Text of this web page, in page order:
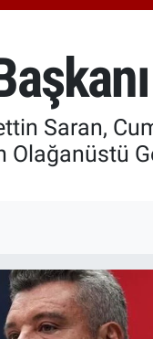
Saran,
Olağanüstü